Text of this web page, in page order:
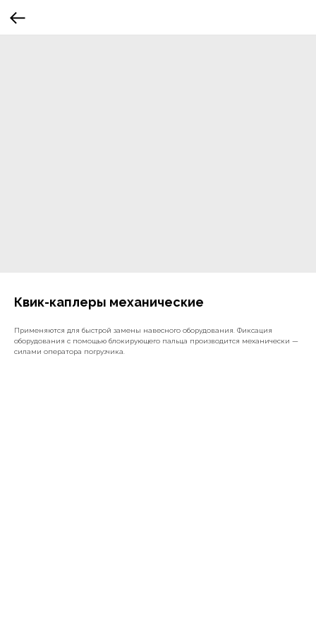
Квик-каплеры механические
Применяются для быстрой замены навесного оборудования. Фиксация
оборудования с помощью блокирующего пальца производится механически —
силами оператора погрузчика.